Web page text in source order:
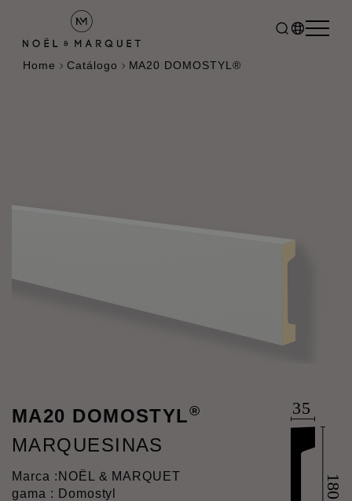
Home Catálogo MA20 DOMOSTYL®
MA20 DOMOSTYL®
MARQUESINAS
Marca : NOËL & MARQUET
gama : Domostyl